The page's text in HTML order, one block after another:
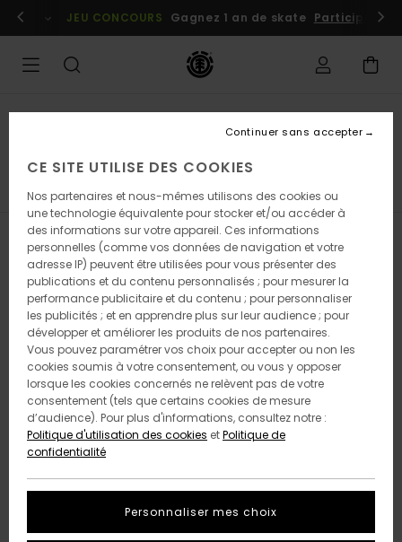
la
des
Se connecter / s'inscrire
JEU CONCOURS Gagnez 1 an de skate Participez
Pantalons Vestes Chaussures Sacs
Filtrer & Trier Resultats
Passer
critères
filtrage
recherche
3 RECYCLED 6 RECYCLED
CE SITE UTILISE DES COOKIES
Nos partenaires et nous-mêmes utilisons des cookies ou
une technologie équivalente pour stocker et/ou accéder à
des informations sur votre appareil. Ces informations
personnelles (comme vos données de navigation et votre
adresse IP) peuvent être utilisées pour vous présenter des
publications et du contenu personnalisés ; pour mesurer la
performance publicitaire et du contenu ; pour personnaliser
les publicités ; et en apprendre plus sur leur audience ; pour
développer et améliorer les produits de nos partenaires.
Vous pouvez paramétrer vos choix pour accepter ou non les
cookies soumis à votre consentement, ou vous y opposer
lorsque les cookies concernés ne relèvent pas de votre
consentement (tels que certains cookies de mesure
d’audience). Pour plus d'informations, consultez notre :
Politique d'utilisation des cookies etPolitique de
confidentialité
Personnaliser mes choix
Continuer sans accepter